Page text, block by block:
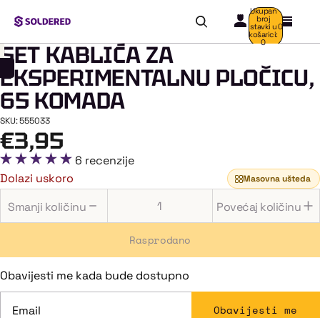
Ukupan
broj
stavki u
košarici:
0
0
DOM
/
SET KABLIĆA ZA
EKSPERIMENTALNU
PLOČICU, 65
KOMADA
SET KABLIĆA ZA
EKSPERIMENTALNU PLOČICU,
65 KOMADA
SKU: 555033
€3,95
6 recenzije
Dolazi uskoro
Masovna ušteda
Smanji količinu Povećaj količinu
Rasprodano
Obavijesti me kada bude dostupno
Obavijesti me